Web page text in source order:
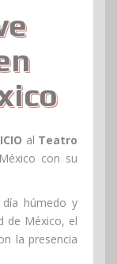
al Teatro
con su
húmedo y
de México, el
la presencia